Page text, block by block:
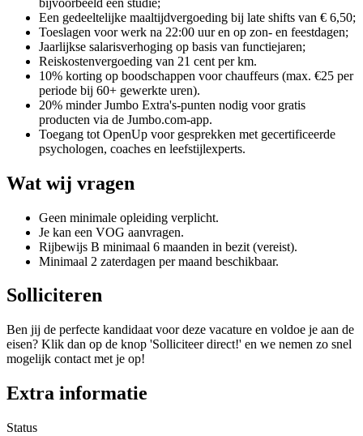
Een gedeeltelijke maaltijdvergoeding bij late shifts van € 6,50;
Toeslagen voor werk na 22:00 uur en op zon- en feestdagen;
Jaarlijkse salarisverhoging op basis van functiejaren;
Reiskostenvergoeding van 21 cent per km.
10% korting op boodschappen voor chauffeurs (max. €25 per
periode bij 60+ gewerkte uren).
20% minder Jumbo Extra's-punten nodig voor gratis
producten via de Jumbo.com-app.
Toegang tot OpenUp voor gesprekken met gecertificeerde
psychologen, coaches en leefstijlexperts.
Wat wij vragen
Geen minimale opleiding verplicht.
Je kan een VOG aanvragen.
Rijbewijs B minimaal 6 maanden in bezit (vereist).
Minimaal 2 zaterdagen per maand beschikbaar.
Solliciteren
Ben jij de perfecte kandidaat voor deze vacature en voldoe je aan de
eisen? Klik dan op de knop 'Solliciteer direct!' en we nemen zo snel
mogelijk contact met je op!
Extra informatie
Status